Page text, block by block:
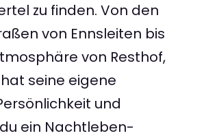
zu finden. Von den
von Ennsleiten bis
von Resthof,
seine eigene
und
ein Nachtleben-